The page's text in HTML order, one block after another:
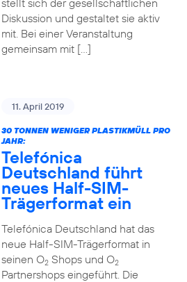
stellt sich der gesellschaftlichen
Diskussion und gestaltet sie aktiv
mit. Bei einer Veranstaltung
gemeinsam mit […]
11. April 2019
30 TONNEN WENIGER PLASTIKMÜLL PRO
JAHR:
Telefónica
Deutschland führt
neues Half-SIM-
Trägerformat ein
Telefónica Deutschland hat das
neue Half-SIM-Trägerformat in
seinen O2Shops und O2
Partnershops eingeführt. Die